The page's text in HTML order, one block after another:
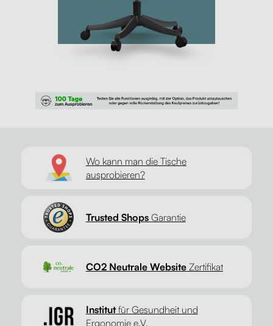
Wo kann man die Tische
ausprobieren?
Trusted Shops Garantie
CO2 Neutrale WebsiteZertifikat
Institutfür Gesundheit und
Ergonomie e.V.